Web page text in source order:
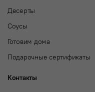
Десерты
Соусы
Готовим дома
Подарочные сертификаты
Контакты